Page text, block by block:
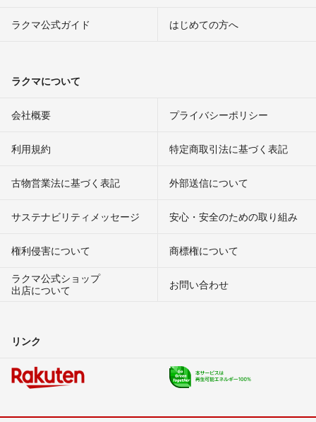
ラクマ公式ガイド はじめての方へ
ラクマについて
会社概要 プライバシーポリシー
利用規約 特定商取引法に基づく表記
古物営業法に基づく表記 外部送信について
サステナビリティメッセージ 安心・安全のための取り組み
権利侵害について
商標権について
ラクマ公式ショップ
出店について
お問い合わせ
リンク